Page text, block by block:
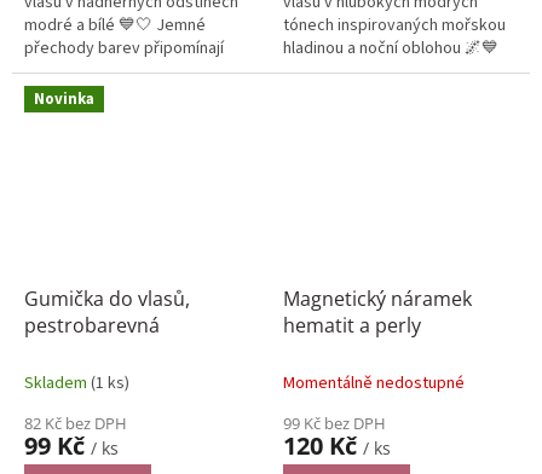
modré a bílé 💙🤍 Jemné
přechody barev připomínají
ledovou lagunu a dodávají
gumičce svěží, elegantní vzhled
✨
tónech inspirovaných mořskou
hladinou a noční oblohou 🌌💙
Jemné detaily a kontrastní vzor
Novinka
Gumička do vlasů,
pestrobarevná
Skladem (1 ks)
82 Kč bez DPH
99 Kč / ks
Magnetický náramek
hematit a perly
Momentálně nedostupné
99 Kč bez DPH
120 Kč / ks